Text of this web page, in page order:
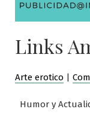
Links
Arte erotico |
Humor y